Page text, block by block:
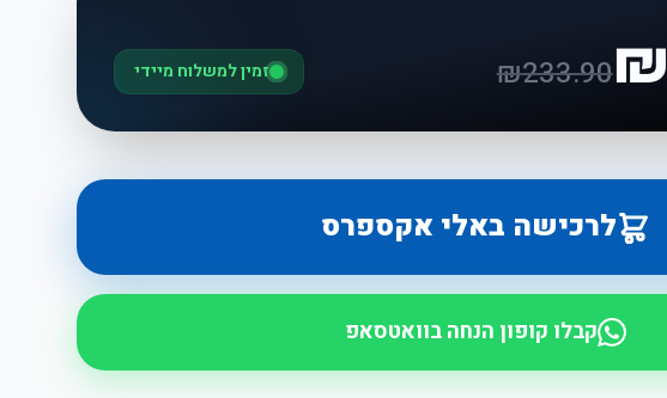
₪
₪233.90 זמין למשלוח מיידי
לרכישה באלי אקספרס
קבלו קופון הנחה בוואטסאפ